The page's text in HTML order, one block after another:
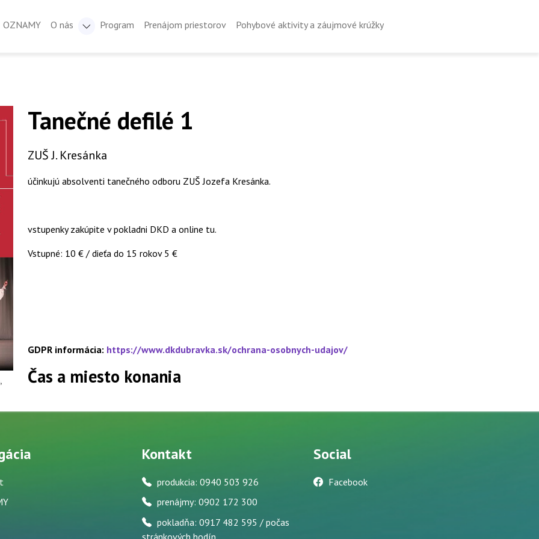
OZNAMY
O nás Program Prenájom priestorov Pohybové aktivity a záujmové krúžky
Tanečné defilé 1
ZUŠ J. Kresánka
účinkujú absolventi tanečného odboru ZUŠ Jozefa Kresánka.
vstupenky zakúpite v pokladni DKD a online tu.
Vstupné: 10 € / dieťa do 15 rokov 5 €
GDPR informácia: https://www.dkdubravka.sk/ochrana-osobnych-udajov/
Čas a miesto konania
Kontakt
produkcia: 0940 503 926
prenájmy: 0902 172 300
pokladňa: 0917 482 595 / počas
stránkových hodín
Social
Facebook